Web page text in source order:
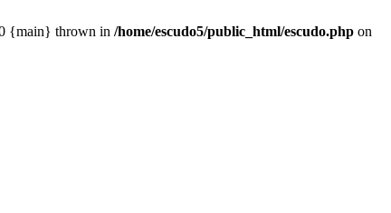
{main} thrown in /home/escudo5/public_html/escudo.php on